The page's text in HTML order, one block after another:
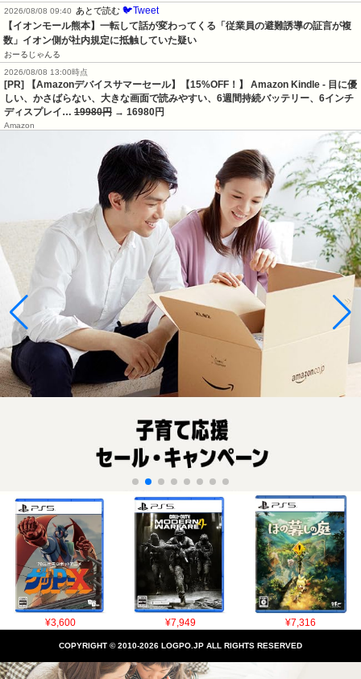
2026/08/08 09:40
あとで読む 🐦Tweet
【イオンモール熊本】一転して話が変わってくる「従業員の避難誘導の証言が複
数」イオン側が社内規定に抵触していた疑い
おーるじゃんる
2026/08/08 13:00時点
[PR] 【Amazonデバイスサマーセール】【15%OFF！】 Amazon Kindle - 目に優
しい、かさばらない、大きな画面で読みやすい、6週間持続バッテリー、6インチ
ディスプレイ… 19980円 → 16980円
Amazon
¥3,600 ¥7,949 ¥7,316
COPYRIGHT © 2010-2026 LOGPO.JP ALL RIGHTS RESERVED